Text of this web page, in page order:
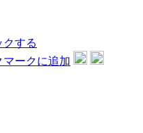
クする